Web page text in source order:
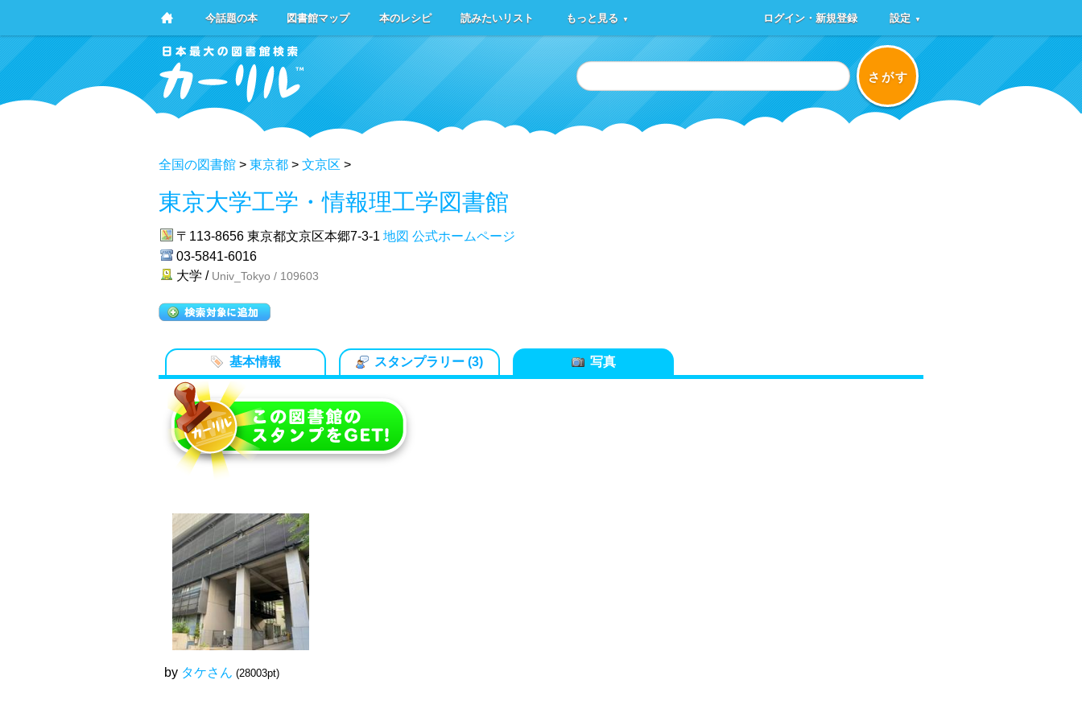
今話題の本 図書館マップ 本のレシピ 読みたいリスト もっと見る ▼ ログイン・新規登録 設定 ▼
さがす
全国の図書館 > 東京都 > 文京区 >
東京大学工学・情報理工学図書館
〒113-8656 東京都文京区本郷7-3-1 地図 公式ホームページ
03-5841-6016
大学 / Univ_Tokyo / 109603
基本情報 スタンプラリー (3) 写真
by タケさん (28003pt)